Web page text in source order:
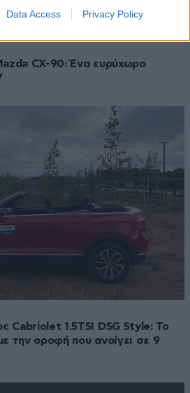
Data Access Privacy Policy
CX-90: Ένα ευρύχωρο
Cabriolet 1.5TSI DSG Style: To
την οροφή που ανοίγει σε 9